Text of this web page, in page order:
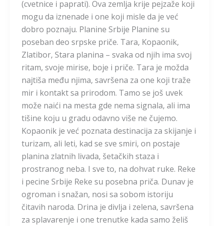
(cvetnice i paprati). Ova zemlja krije pejzaže koji
mogu da iznenade i one koji misle da je već
dobro poznaju. Planine Srbije Planine su
poseban deo srpske priče. Tara, Kopaonik,
Zlatibor, Stara planina – svaka od njih ima svoj
ritam, svoje mirise, boje i priče. Tara je možda
najtiša među njima, savršena za one koji traže
mir i kontakt sa prirodom. Tamo se još uvek
može naići na mesta gde nema signala, ali ima
tišine koju u gradu odavno više ne čujemo.
Kopaonik je već poznata destinacija za skijanje i
turizam, ali leti, kad se sve smiri, on postaje
planina zlatnih livada, šetačkih staza i
prostranog neba. I sve to, na dohvat ruke. Reke
i pecine Srbije Reke su posebna priča. Dunav je
ogroman i snažan, nosi sa sobom istoriju
čitavih naroda. Drina je divlja i zelena, savršena
za splavarenje i one trenutke kada samo želiš